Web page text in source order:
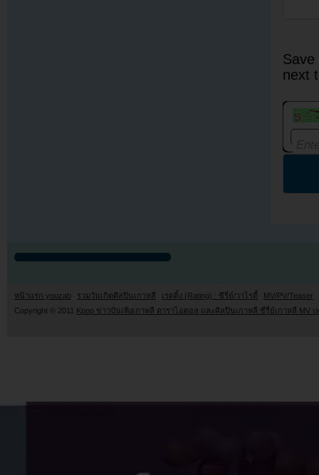
next
หน้าแรก youzab รวมวันเกิดศิลปินเกาหลี เรตติ้ง (Rating) : ซีรี่ย์/วาไรตี้
MV/PV/Teaser
Copyright © 2011 Kpop ข่าวบันเทิงเกาหลี ดาราไอดอล และศิลปินเกาหลี ซีรี่ย์เกาหลี MV